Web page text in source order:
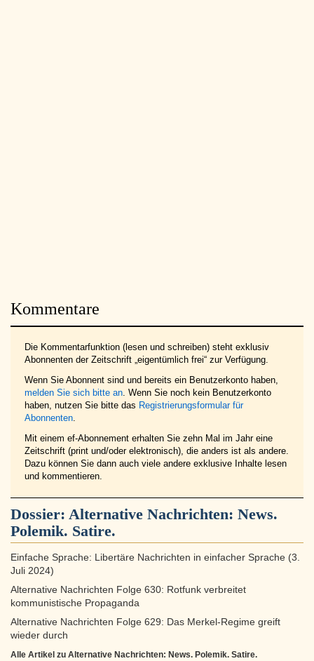
Kommentare
Die Kommentarfunktion (lesen und schreiben) steht exklusiv
Abonnenten der Zeitschrift „eigentümlich frei“ zur Verfügung.
Wenn Sie Abonnent sind und bereits ein Benutzerkonto haben,
melden Sie sich bitte an. Wenn Sie noch kein Benutzerkonto
haben, nutzen Sie bitte das Registrierungsformular für
Abonnenten.
Mit einem ef-Abonnement erhalten Sie zehn Mal im Jahr eine
Zeitschrift (print und/oder elektronisch), die anders ist als andere.
Dazu können Sie dann auch viele andere exklusive Inhalte lesen
und kommentieren.
Dossier: Alternative Nachrichten: News.
Polemik. Satire.
Einfache Sprache: Libertäre Nachrichten in einfacher Sprache (3.
Juli 2024)
Alternative Nachrichten Folge 630: Rotfunk verbreitet
kommunistische Propaganda
Alternative Nachrichten Folge 629: Das Merkel-Regime greift
wieder durch
Alle Artikel zu Alternative Nachrichten: News. Polemik. Satire.